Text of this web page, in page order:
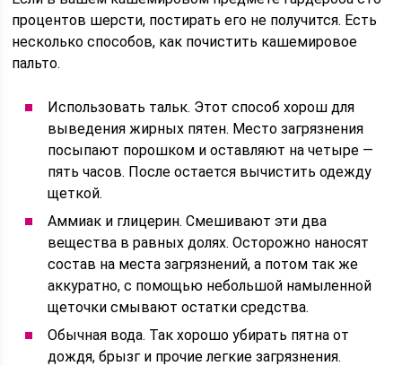
процентов шерсти, постирать его не получится. Есть
несколько способов, как почистить кашемировое
пальто.
Использовать тальк. Этот способ хорош для
выведения жирных пятен. Место загрязнения
посыпают порошком и оставляют на четыре —
пять часов. После остается вычистить одежду
щеткой.
Аммиак и глицерин. Смешивают эти два
вещества в равных долях. Осторожно наносят
состав на места загрязнений, а потом так же
аккуратно, с помощью небольшой намыленной
щеточки смывают остатки средства.
Обычная вода. Так хорошо убирать пятна от
дождя, брызг и прочие легкие загрязнения.